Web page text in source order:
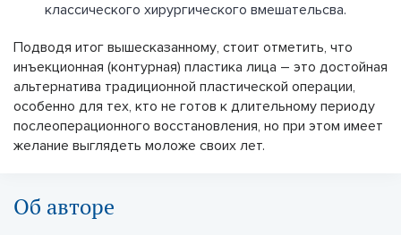
классического хирургического вмешательсва.
Подводя итог вышесказанному, стоит отметить, что
инъекционная (контурная) пластика лица – это достойная
альтернатива традиционной пластической операции,
особенно для тех, кто не готов к длительному периоду
послеоперационного восстановления, но при этом имеет
желание выглядеть моложе своих лет.
Об авторе